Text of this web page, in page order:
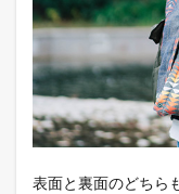
表面と裏面のどちら